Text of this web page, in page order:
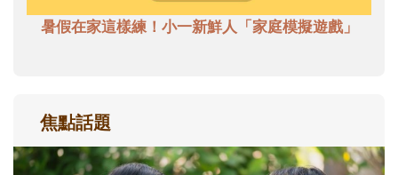
暑假在家這樣練！小一新鮮人「家庭模擬遊戲」
焦點話題